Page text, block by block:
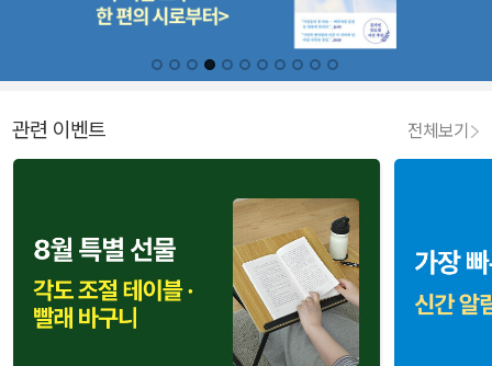
관련 이벤트 전체보기